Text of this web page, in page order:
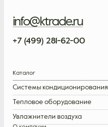
info@ktrade.ru
+7 (499) 281-62-00
Каталог
Системы кондиционирования
Тепловое оборудование
Увлажнители воздуха